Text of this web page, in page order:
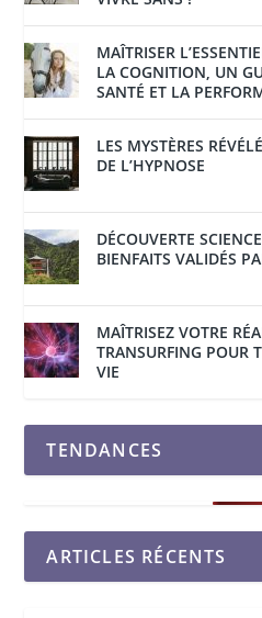
MAÎTRISER
LA COGNITION, UN
SANTÉ ET LA
LES MYSTÈRES
DE L’HYPNOSE
DÉCOUVERTE
BIENFAITS VALIDÉS
MAÎTRISEZ VOTRE
TRANSURFING POUR
VIE
TENDANCES
ARTICLES RÉCENTS